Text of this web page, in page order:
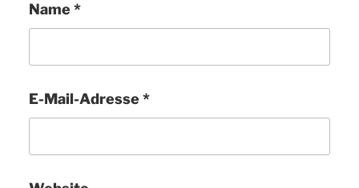
Name *
E-Mail-Adresse *